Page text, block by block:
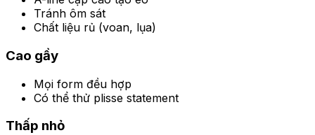
Tránh ôm sát
Chất liệu rủ (voan, lụa)
Cao gầy
Mọi form đều hợp
Có thể thử plisse statement
Thấp nhỏ